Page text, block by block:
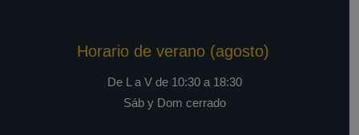
Horario de verano (agosto)
De L a V de 10:30 a 18:30
Sáb y Dom cerrado